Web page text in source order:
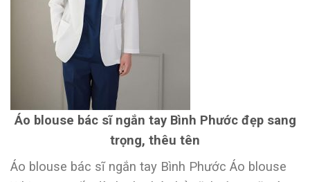
Áo blouse bác sĩ ngắn tay Bình Phước đẹp sang
trọng, thêu tên
Áo blouse bác sĩ ngắn tay Bình Phước Áo blouse